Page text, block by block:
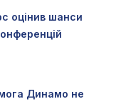
оцінив шанси
Динамо не